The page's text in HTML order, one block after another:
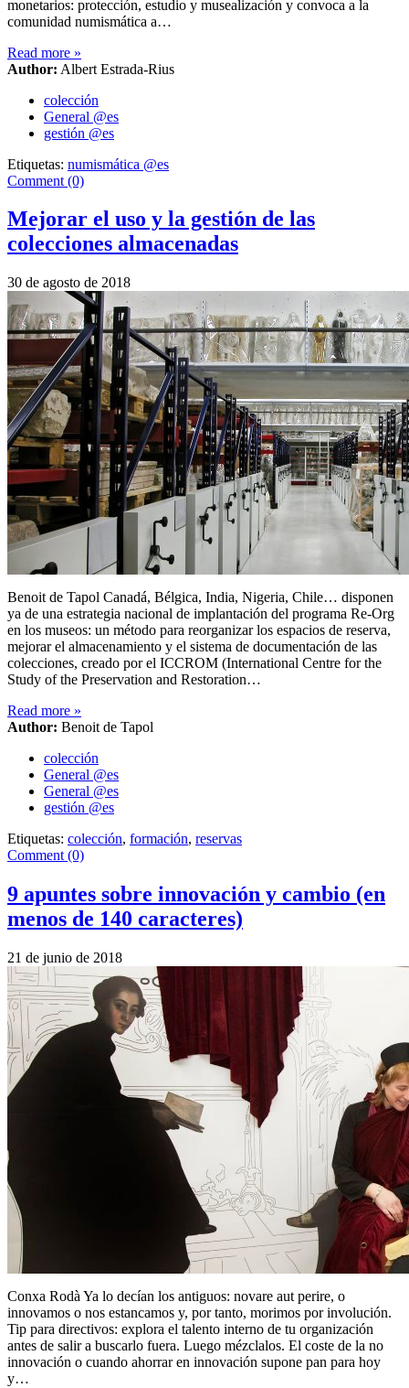
monetarios: protección, estudio y musealización y convoca a la
comunidad numismática a…
Read more »
Author: Albert Estrada-Rius
colección
General @es
gestión @es
Etiquetas: numismática @es
Comment (0)
Mejorar el uso y la gestión de las
colecciones almacenadas
30 de agosto de 2018
Benoit de Tapol Canadá, Bélgica, India, Nigeria, Chile… disponen
ya de una estrategia nacional de implantación del programa Re-Org
en los museos: un método para reorganizar los espacios de reserva,
mejorar el almacenamiento y el sistema de documentación de las
colecciones, creado por el ICCROM (International Centre for the
Study of the Preservation and Restoration…
Read more »
Author: Benoit de Tapol
colección
General @es
General @es
gestión @es
Etiquetas: colección, formación, reservas
Comment (0)
9 apuntes sobre innovación y cambio (en
menos de 140 caracteres)
21 de junio de 2018
Conxa Rodà Ya lo decían los antiguos: novare aut perire, o
innovamos o nos estancamos y, por tanto, morimos por involución.
Tip para directivos: explora el talento interno de tu organización
antes de salir a buscarlo fuera. Luego mézclalos. El coste de la no
innovación o cuando ahorrar en innovación supone pan para hoy
y…